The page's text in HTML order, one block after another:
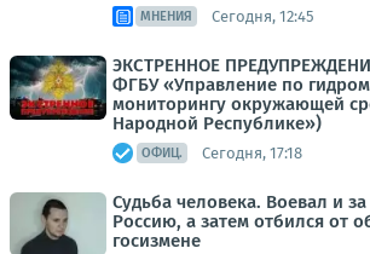
МНЕНИЯ Сегодня, 12:45
ЭКСТРЕННОЕ
ФГБУ «Управление по
мониторингу окружающей
Народной Республике»)
ОФИЦ. Сегодня, 17:18
Судьба человека. Воевал и
Россию, а затем отбился от
госизмене